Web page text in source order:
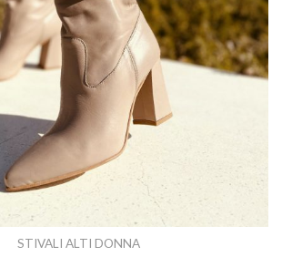
STIVALI ALTI DONNA